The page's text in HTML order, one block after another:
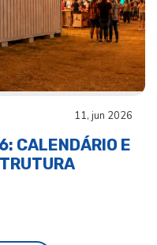
11, jun 2026
CALENDÁRIO E